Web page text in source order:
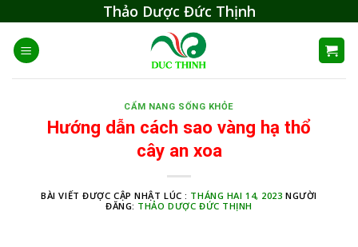
content
Thảo Dược Đức Thịnh
CẨM NANG SỐNG KHỎE
Hướng dẫn cách sao vàng hạ thổ
cây an xoa
BÀI VIẾT ĐƯỢC CẬP NHẬT LÚC : THÁNG HAI 14, 2023 NGƯỜI
ĐĂNG: THẢO DƯỢC ĐỨC THỊNH